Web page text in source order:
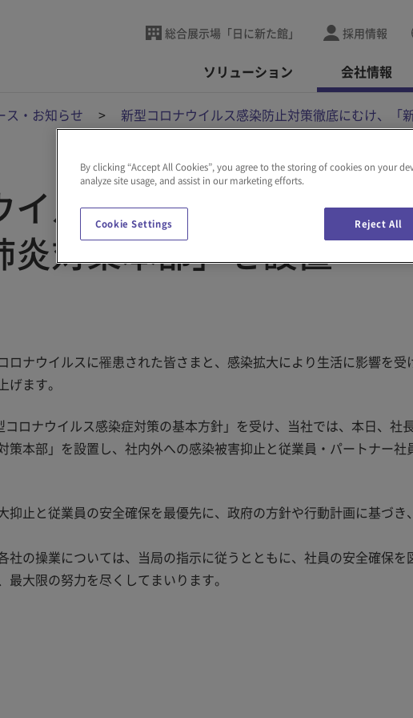
総合展示場「日に新た館」 採用情報
ソリューション 会社情報
ス・お知らせ 新型コロナウイルス感染防止対策徹底にむけ、「
イルス感染防止対策徹
炎対策本部」を設置
ロナウイルスに罹患された皆さまと、感染拡大により生活に影響を受
ます。
ロナウイルス感染症対策の基本方針」を受け、当社では、本日、社
策本部」を設置し、社内外への感染被害抑止と従業員・パートナー社
抑止と従業員の安全確保を最優先に、政府の方針や行動計画に基づき
社の操業については、当局の指示に従うとともに、社員の安全確保を
大限の努力を尽くしてまいります。
By clicking “Accept All Cookies”, you agree to the storing of cookies on your
analyze site usage, and assist in our marketing efforts.
Cookie Settings Reject All